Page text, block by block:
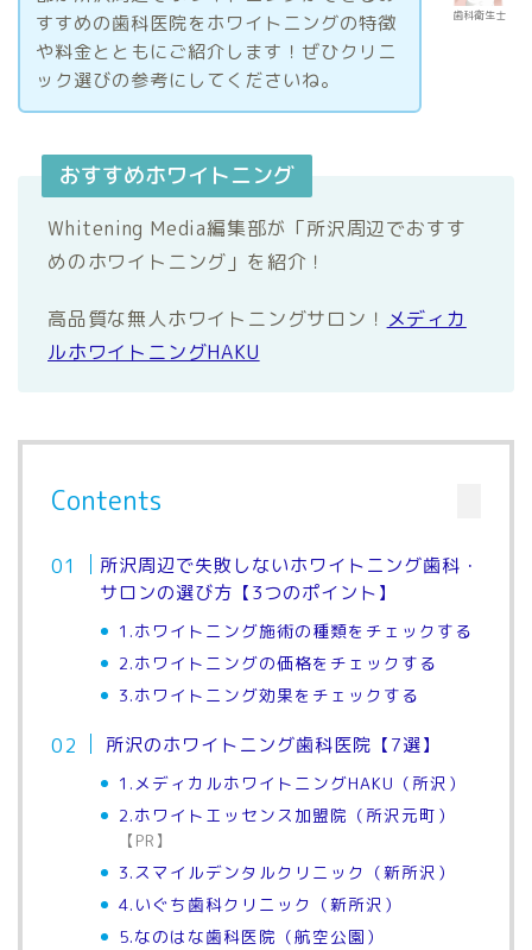
歯科衛生士
すすめの歯科医院をホワイトニングの特徴
や料金とともにご紹介します！ぜひクリニ
ック選びの参考にしてくださいね。
おすすめホワイトニング
Whitening Media編集部が「所沢周辺でおすす
めのホワイトニング」を紹介！
高品質な無人ホワイトニングサロン！ メディカ
ルホワイトニングHAKU
Contents
所沢周辺で失敗しないホワイトニング歯科・
サロンの選び方【3つのポイント】
1.ホワイトニング施術の種類をチェックする
2.ホワイトニングの価格をチェックする
3.ホワイトニング効果をチェックする
所沢のホワイトニング歯科医院【7選】
1.メディカルホワイトニングHAKU（所沢）
2.ホワイトエッセンス加盟院（所沢元町）
【PR】
3.スマイルデンタルクリニック（新所沢）
4.いぐち歯科クリニック（新所沢）
5.なのはな歯科医院（航空公園）